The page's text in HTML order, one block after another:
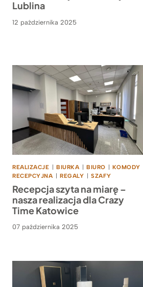
Lublina
12 października 2025
REALIZACJE BIURKA BIURO KOMODY
RECEPCYJNA
REGALY SZAFY
Recepcja szyta na miarę –
nasza realizacja dla Crazy
Time Katowice
07 października 2025